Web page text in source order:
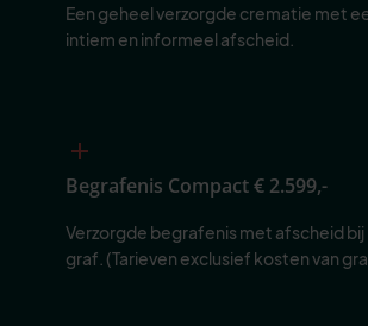
Een geheel verzorgde crematie met
intiem en informeel afscheid.
Begrafenis Compact€ 2.599,-
Verzorgde begrafenis met afscheid bij
graf. (Tarieven exclusief kosten van graf